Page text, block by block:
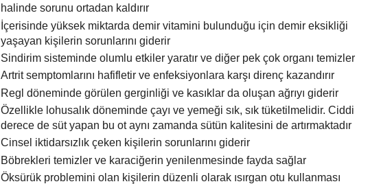
halinde sorunu ortadan kaldırır
İçerisinde yüksek miktarda demir vitamini bulunduğu için demir eksikliği
yaşayan kişilerin sorunlarını giderir
Sindirim sisteminde olumlu etkiler yaratır ve diğer pek çok organı temizler
Artrit semptomlarını hafifletir ve enfeksiyonlara karşı direnç kazandırır
Regl döneminde görülen gerginliği ve kasıklar da oluşan ağrıyı giderir
Özellikle lohusalık döneminde çayı ve yemeği sık, sık tüketilmelidir. Ciddi
derece de süt yapan bu ot aynı zamanda sütün kalitesini de artırmaktadır
Cinsel iktidarsızlık çeken kişilerin sorunlarını giderir
Böbrekleri temizler ve karaciğerin yenilenmesinde fayda sağlar
Öksürük problemini olan kişilerin düzenli olarak ısırgan otu kullanması